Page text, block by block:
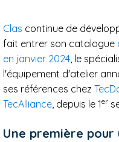
Clas continue de
fait entrer son catalogue
en janvier 2024, le
l'équipement d'atelier
ses références chez
TecAlliance, depuis le 1er
Une première pour